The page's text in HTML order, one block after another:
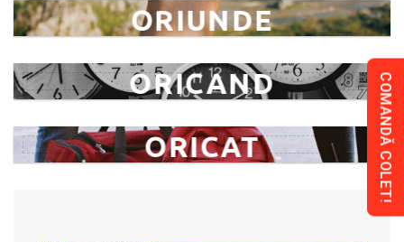
ORIUNDE
ORICAND
ORICAT
COMANDĂ COLET!